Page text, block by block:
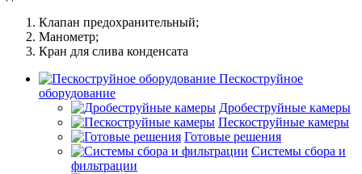
Клапан предохранительный;
Манометр;
Кран для слива конденсата
Пескоструйное
оборудование
Дробеструйные камеры
Пескоструйные камеры
Готовые решения
Системы сбора и
фильтрации